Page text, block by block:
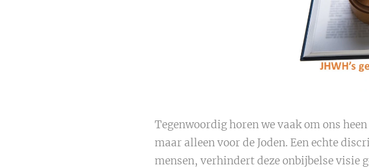
Tegenwoordig horen we vaak om ons
maar alleen voor de Joden. Een echte
mensen, verhindert deze onbijbelse visie